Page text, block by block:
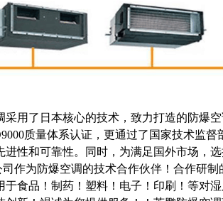
采用了日本核心的技术，致力打造的防爆
质量体系认证，更通过了国家技术监督
进性和可靠性。同时，为满足国外市场，
司作为防爆空调的技术合作伙伴！合作研
于食品！制药！塑料！电子！印刷！等对